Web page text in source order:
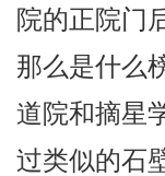
院的正院门
那么是什么
道院和摘星
过类似的石